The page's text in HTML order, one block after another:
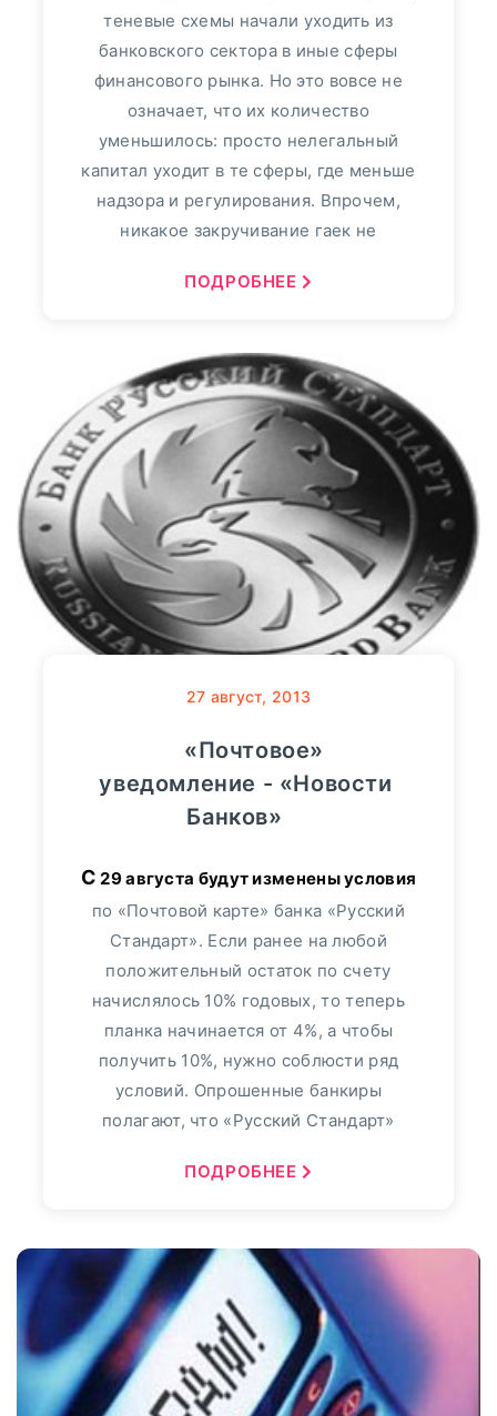
теневые схемы начали уходить из
банковского сектора в иные сферы
финансового рынка. Но это вовсе не
означает, что их количество
уменьшилось: просто нелегальный
капитал уходит в те сферы, где меньше
надзора и регулирования. Впрочем,
никакое закручивание гаек не
ПОДРОБНЕЕ
27 август, 2013
«Почтовое»
уведомление - «Новости
Банков»
С 29 августа будут изменены условия
по «Почтовой карте» банка «Русский
Стандарт». Если ранее на любой
положительный остаток по счету
начислялось 10% годовых, то теперь
планка начинается от 4%, а чтобы
получить 10%, нужно соблюсти ряд
условий. Опрошенные банкиры
полагают, что «Русский Стандарт»
ПОДРОБНЕЕ